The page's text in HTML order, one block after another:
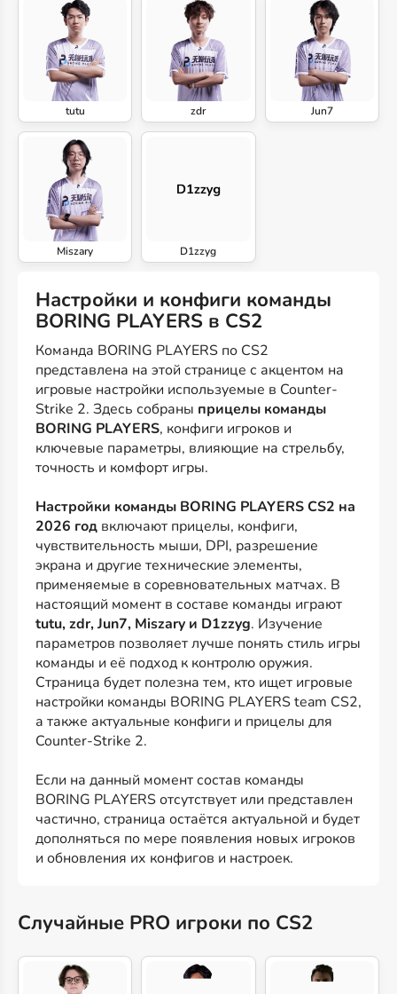
tutu zdr Jun7
Miszary D1zzyg
Настройки и конфиги команды
BORING PLAYERS в CS2
Команда BORING PLAYERS по CS2
представлена на этой странице с акцентом на
игровые настройки используемые в Counter-
Strike 2. Здесь собраны прицелы команды
BORING PLAYERS, конфиги игроков и
ключевые параметры, влияющие на стрельбу,
точность и комфорт игры.
Настройки команды BORING PLAYERS CS2 на
2026 год включают прицелы, конфиги,
чувствительность мыши, DPI, разрешение
экрана и другие технические элементы,
применяемые в соревновательных матчах. В
настоящий момент в составе команды играют
tutu, zdr, Jun7, Miszary и D1zzyg. Изучение
параметров позволяет лучше понять стиль игры
команды и её подход к контролю оружия.
Страница будет полезна тем, кто ищет игровые
настройки команды BORING PLAYERS team CS2,
а также актуальные конфиги и прицелы для
Counter-Strike 2.
Если на данный момент состав команды
BORING PLAYERS отсутствует или представлен
частично, страница остаётся актуальной и будет
дополняться по мере появления новых игроков
и обновления их конфигов и настроек.
Случайные PRO игроки по CS2